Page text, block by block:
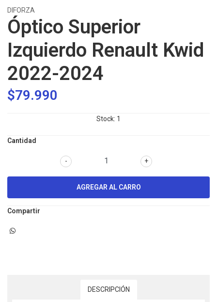
DIFORZA
Óptico Superior
Izquierdo Renault Kwid
2022-2024
$79.990
Stock: 1
Cantidad
+
-
Compartir
DESCRIPCIÓN